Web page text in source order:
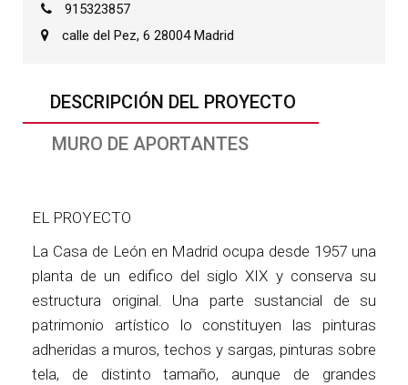
DESCRIPCIÓN DEL PROYECTO
MURO DE APORTANTES
EL PROYECTO
La Casa de León en Madrid ocupa desde 1957 una
planta de un edifico del siglo XIX y conserva su
estructura original. Una parte sustancial de su
patrimonio artístico lo constituyen las pinturas
adheridas a muros, techos y sargas, pinturas sobre
tela, de distinto tamaño, aunque de grandes
915323857
calle del Pez, 6 28004 Madrid